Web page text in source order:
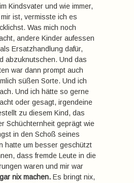
Kindsvater und wie immer,
ist, vermisste ich es
Was mich noch
andere Kinder aufessen
Ersatzhandlung dafür,
abzuknutschen. Und das
war dann prompt auch
süßen Sorte. Und ich
Und ich hätte so gerne
oder gesagt, irgendeine
zu diesem Kind, das
Schüchternheit geprägt wie
in den Schoß seines
hatte um besser geschützt
dass fremde Leute in die
waren und mir war
nix machen. Es bringt nix,